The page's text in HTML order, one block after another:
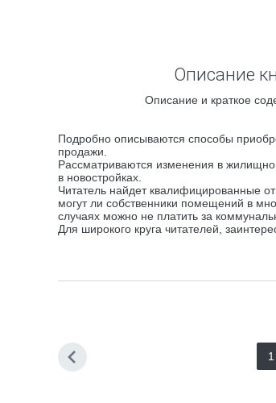
Описание
Описание и краткое
Подробно описываются способы
продажи.
Рассматриваются изменения в
в новостройках.
Читатель найдет квалифицированные
могут ли собственники помещений в
случаях можно не платить за
Для широкого круга читателей,
1